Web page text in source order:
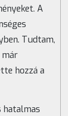
A
Tudtam,
már
hozzá a
hatalmas